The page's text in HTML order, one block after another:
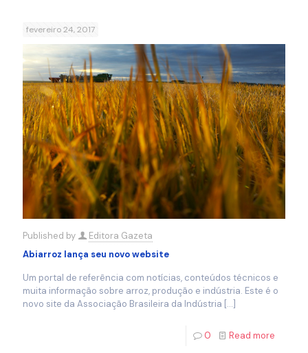
fevereiro 24, 2017
Published by
Editora Gazeta
Abiarroz lança seu novo website
Um portal de referência com notícias, conteúdos técnicos e
muita informação sobre arroz, produção e indústria. Este é o
novo site da Associação Brasileira da Indústria […]
0 Read more